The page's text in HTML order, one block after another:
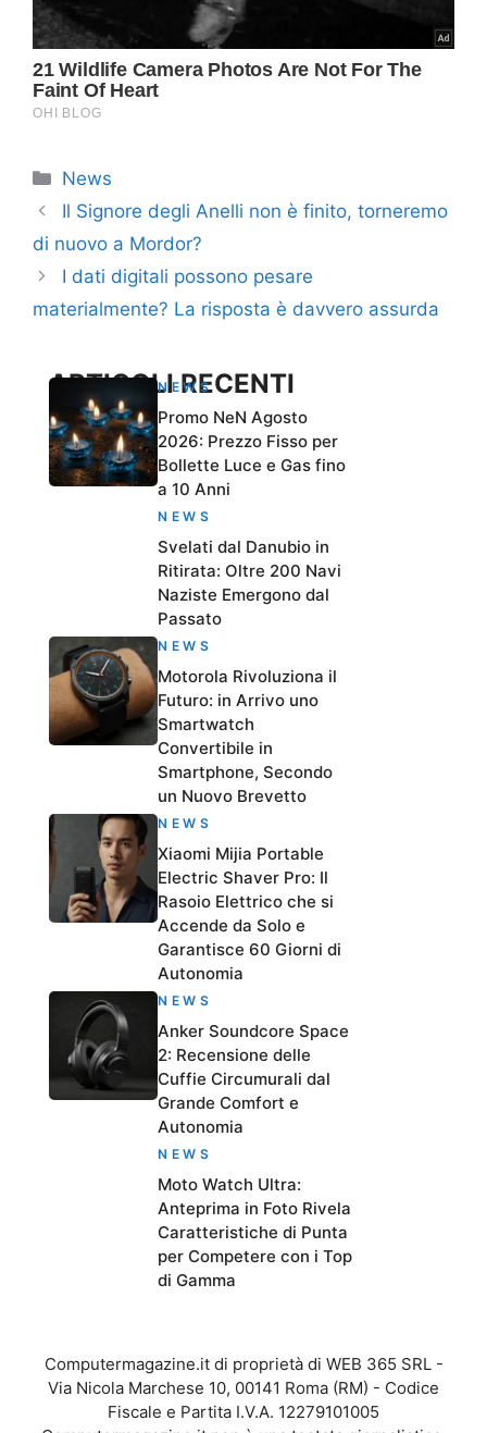
Categorie
News
Il Signore degli Anelli non è finito, torneremo
di nuovo a Mordor?
I dati digitali possono pesare
materialmente? La risposta è davvero assurda
ARTICOLI RECENTI
NEWS
Promo NeN Agosto
2026: Prezzo Fisso per
Bollette Luce e Gas fino
a 10 Anni
NEWS
Svelati dal Danubio in
Ritirata: Oltre 200 Navi
Naziste Emergono dal
Passato
NEWS
Motorola Rivoluziona il
Futuro: in Arrivo uno
Smartwatch
Convertibile in
Smartphone, Secondo
un Nuovo Brevetto
NEWS
Xiaomi Mijia Portable
Electric Shaver Pro: Il
Rasoio Elettrico che si
Accende da Solo e
Garantisce 60 Giorni di
Autonomia
NEWS
Anker Soundcore Space
2: Recensione delle
Cuffie Circumurali dal
Grande Comfort e
Autonomia
NEWS
Moto Watch Ultra:
Anteprima in Foto Rivela
Caratteristiche di Punta
per Competere con i Top
di Gamma
Computermagazine.it di proprietà di WEB 365 SRL -
Via Nicola Marchese 10, 00141 Roma (RM) - Codice
Fiscale e Partita I.V.A. 12279101005